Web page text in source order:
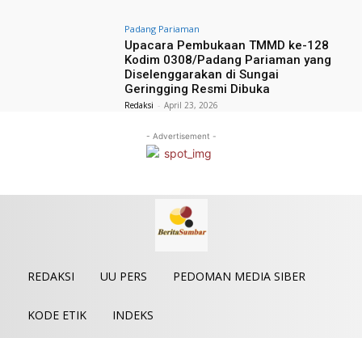
Padang Pariaman
Upacara Pembukaan TMMD ke-128
Kodim 0308/Padang Pariaman yang
Diselenggarakan di Sungai
Geringging Resmi Dibuka
Redaksi - April 23, 2026
- Advertisement -
REDAKSI UU PERS PEDOMAN MEDIA SIBER
KODE ETIK
INDEKS